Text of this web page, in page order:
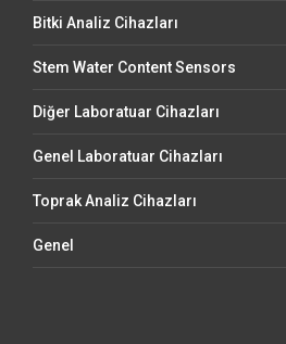
Bitki Analiz Cihazları
Stem Water Content Sensors
Diğer Laboratuar Cihazları
Genel Laboratuar Cihazları
Toprak Analiz Cihazları
Genel